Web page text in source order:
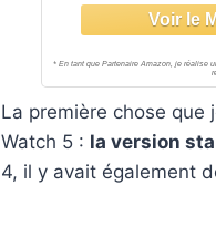
La première chose que
Watch 5 : la version
4, il y avait également